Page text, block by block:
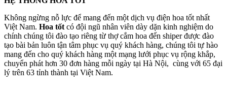
Không ngừng nỗ lực để mang đến một dịch vụ điện hoa tốt nhất
Việt Nam. Hoa tốt có đội ngũ nhân viên dày dặn kinh nghiệm do
chính chúng tôi đào tạo riêng từ thợ cắm hoa đến shiper được đào
tạo bài bản luôn tận tâm phục vụ quý khách hàng, chúng tôi tự hào
mang đến cho quý khách hàng một mạng lưới phục vụ rộng khắp,
chuyển phát hơn 30 đơn hàng mỗi ngày tại Hà Nội, cùng với 65 đại
lý trên 63 tỉnh thành tại Việt Nam.